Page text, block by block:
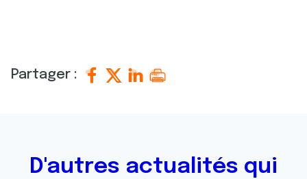
Partager :
D'autres actualités qui